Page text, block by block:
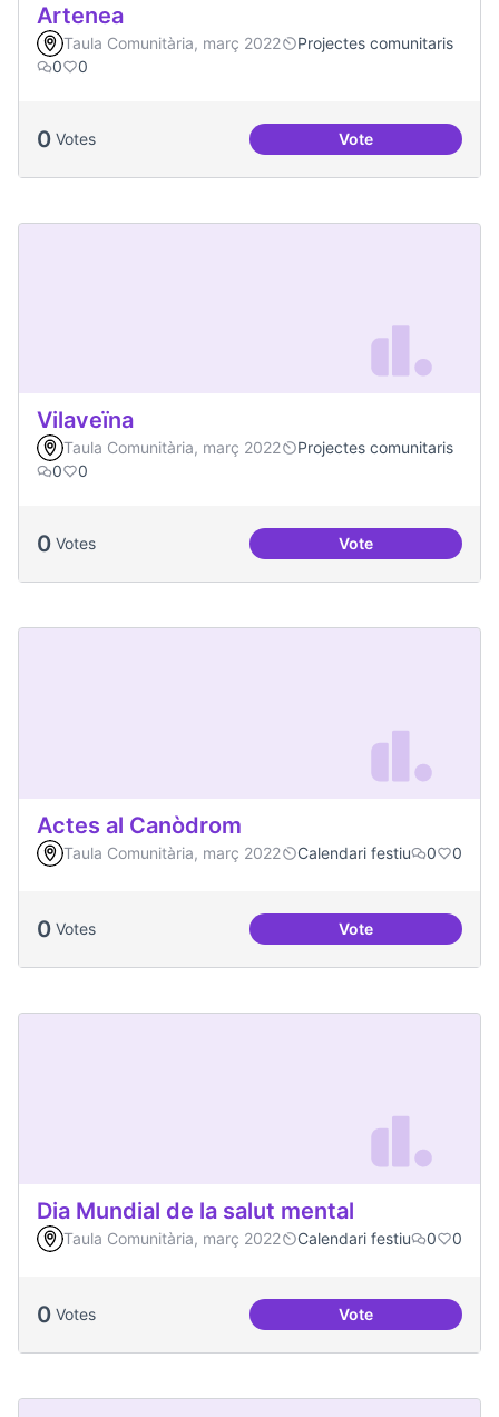
Artenea
Taula Comunitària, març 2022
Projectes comunitaris
0
0
0 Votes VoteArtenea
Vilaveïna
Taula Comunitària, març 2022
Projectes comunitaris
0
0
0 Votes VoteVilaveïna
Actes al Canòdrom
Taula Comunitària, març 2022 Calendari festiu 0 0
0 Votes VoteActes al Canòdrom
Dia Mundial de la salut mental
Taula Comunitària, març 2022 Calendari festiu 0 0
0 Votes VoteDia Mundial de la